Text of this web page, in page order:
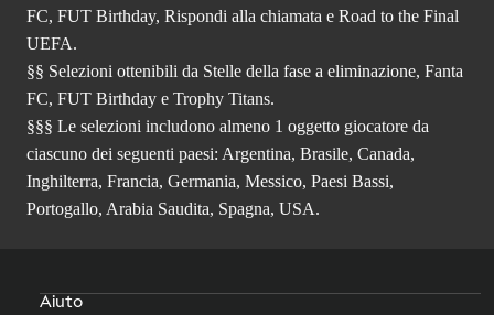
FC, FUT Birthday, Rispondi alla chiamata e Road to the Final
UEFA.
§§ Selezioni ottenibili da Stelle della fase a eliminazione, Fanta
FC, FUT Birthday e Trophy Titans.
§§§ Le selezioni includono almeno 1 oggetto giocatore da
ciascuno dei seguenti paesi: Argentina, Brasile, Canada,
Inghilterra, Francia, Germania, Messico, Paesi Bassi,
Portogallo, Arabia Saudita, Spagna, USA.
Aiuto